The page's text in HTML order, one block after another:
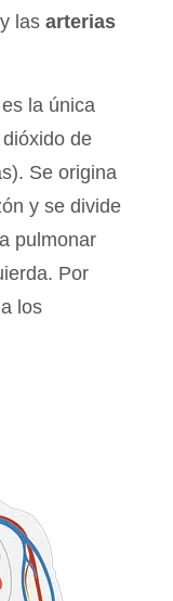
y las arterias
la única
de
Se origina
y se divide
pulmonar
Por
los